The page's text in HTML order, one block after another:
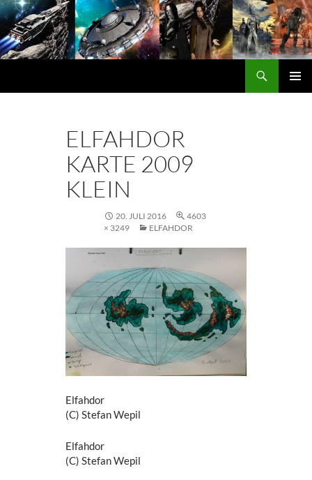
Zum
Inhalt
springen
ELFAHDOR
KARTE 2009
KLEIN
20. JULI 2016
4603
× 3249
ELFAHDOR
Elfahdor
(C) Stefan Wepil
Elfahdor
(C) Stefan Wepil